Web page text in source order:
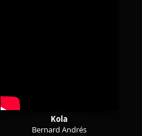
Kola
Bernard Andrés